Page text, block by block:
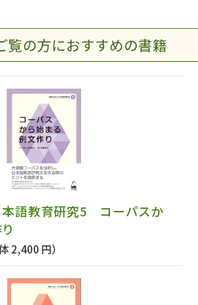
覧の方におすすめの書籍
本語教育研究5 コーパスか
2,400 円）